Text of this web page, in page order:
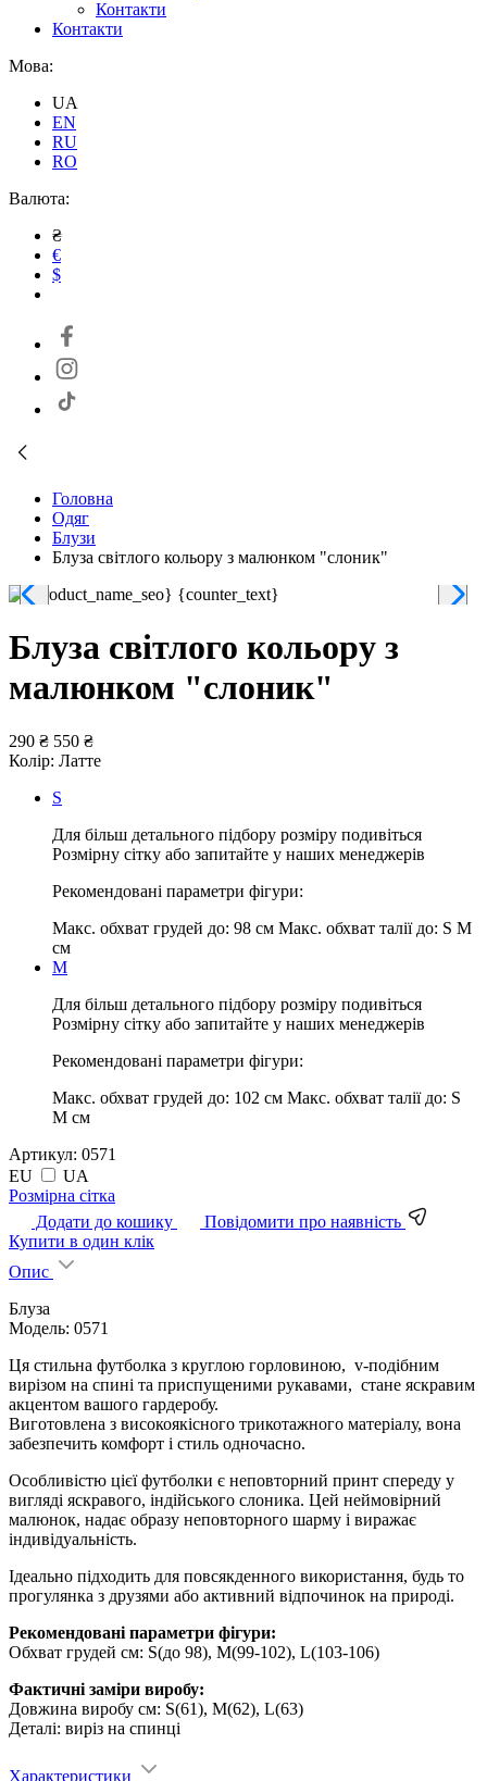
Контакти
Контакти
Мова:
UA
EN
RU
RO
Валюта:
₴
€
$
Головна
Одяг
Блузи
Блуза світлого кольору з малюнком "слоник"
Блуза світлого кольору з
малюнком "слоник"
290 ₴ 550 ₴
Колір: Латте
S
Для більш детального підбору розміру подивіться
Розмірну сітку або запитайте у наших менеджерів
Рекомендовані параметри фігури:
Макс. обхват грудей до: 98 см Макс. обхват талії до: S M
см
M
Для більш детального підбору розміру подивіться
Розмірну сітку або запитайте у наших менеджерів
Рекомендовані параметри фігури:
Макс. обхват грудей до: 102 см Макс. обхват талії до: S
M см
Артикул: 0571
EU
UA
Pозмірна сітка
Додати до кошику
Повідомити про наявність
Купити в один клік
Опис
Блуза
Модель: 0571
Ця стильна футболка з круглою горловиною, v-подібним
вирізом на спині та приспущеними рукавами, стане яскравим
акцентом вашого гардеробу.
Виготовлена з високоякісного трикотажного матеріалу, вона
забезпечить комфорт і стиль одночасно.
Особливістю цієї футболки є неповторний принт спереду у
вигляді яскравого, індійського слоника. Цей неймовірний
малюнок, надає образу неповторного шарму і виражає
індивідуальність.
Ідеально підходить для повсякденного використання, будь то
прогулянка з друзями або активний відпочинок на природі.
Рекомендовані параметри фігури:
Обхват грудей см: S(до 98), M(99-102), L(103-106)
Фактичні заміри виробу:
Довжина виробу см: S(61), M(62), L(63)
Деталі: виріз на спинці
Характеристики